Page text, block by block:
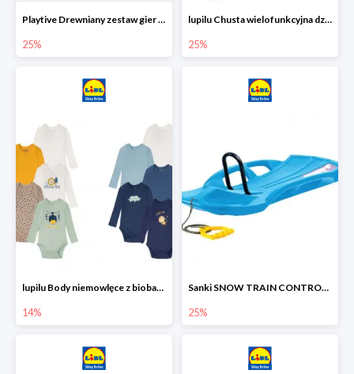
Playtive Drewniany zestaw gier 10 w 1
25%
lupilu Chusta wielofunkcyjna dziecięca
25%
lupilu Body niemowlęce z biobawełny
14%
Sanki SNOW TRAIN CONTROL -25%
25%